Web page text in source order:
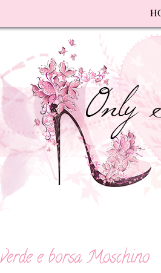
e borsa Moschino